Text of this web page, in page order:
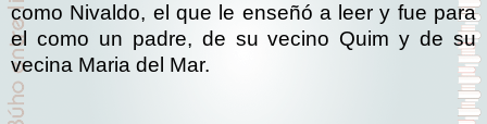
como Nivaldo, el que le enseñó a leer y fue para
el como un padre, de su vecino Quim y de su
vecina Maria del Mar.